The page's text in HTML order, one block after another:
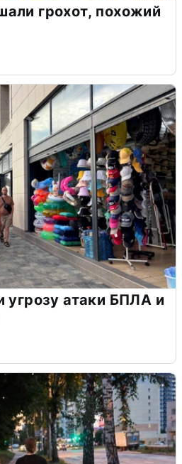
грохот, похожий
угрозу атаки БПЛА и